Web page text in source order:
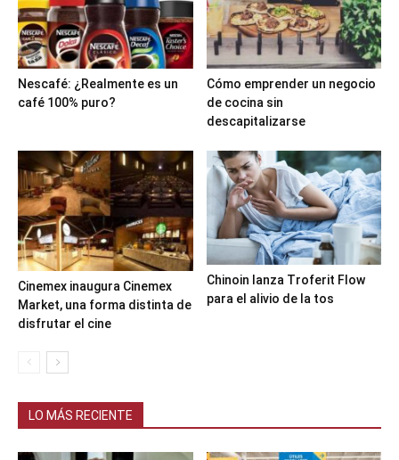
Nescafé: ¿Realmente es un
café 100% puro?
Cómo emprender un negocio
de cocina sin
descapitalizarse
Cinemex inaugura Cinemex
Market, una forma distinta de
disfrutar el cine
Chinoin lanza Troferit Flow
para el alivio de la tos
LO MÁS RECIENTE